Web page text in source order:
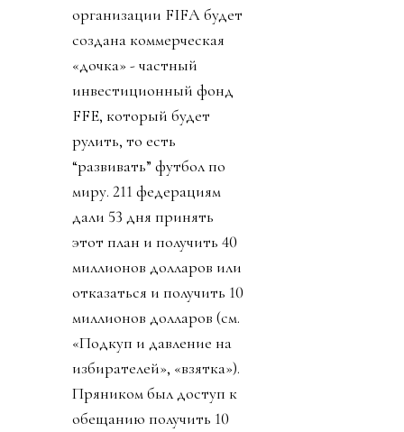
организации FIFA будет
создана коммерческая
«дочка» - частный
инвестиционный фонд
FFE, который будет
рулить, то есть
“развивать” футбол по
миру. 211 федерациям
дали 53 дня принять
этот план и получить 40
миллионов долларов или
отказаться и получить 10
миллионов долларов (см.
«Подкуп и давление на
избирателей», «взятка»).
Пряником был доступ к
обещанию получить 10